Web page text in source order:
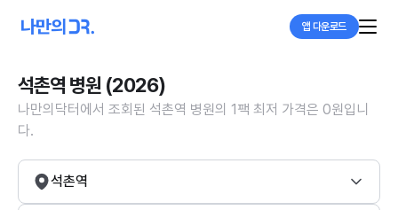
앱 다운로드
석촌역 병원 (2026)
나만의닥터에서 조회된 석촌역 병원의 1팩 최저 가격은 0원입니
다.
석촌역